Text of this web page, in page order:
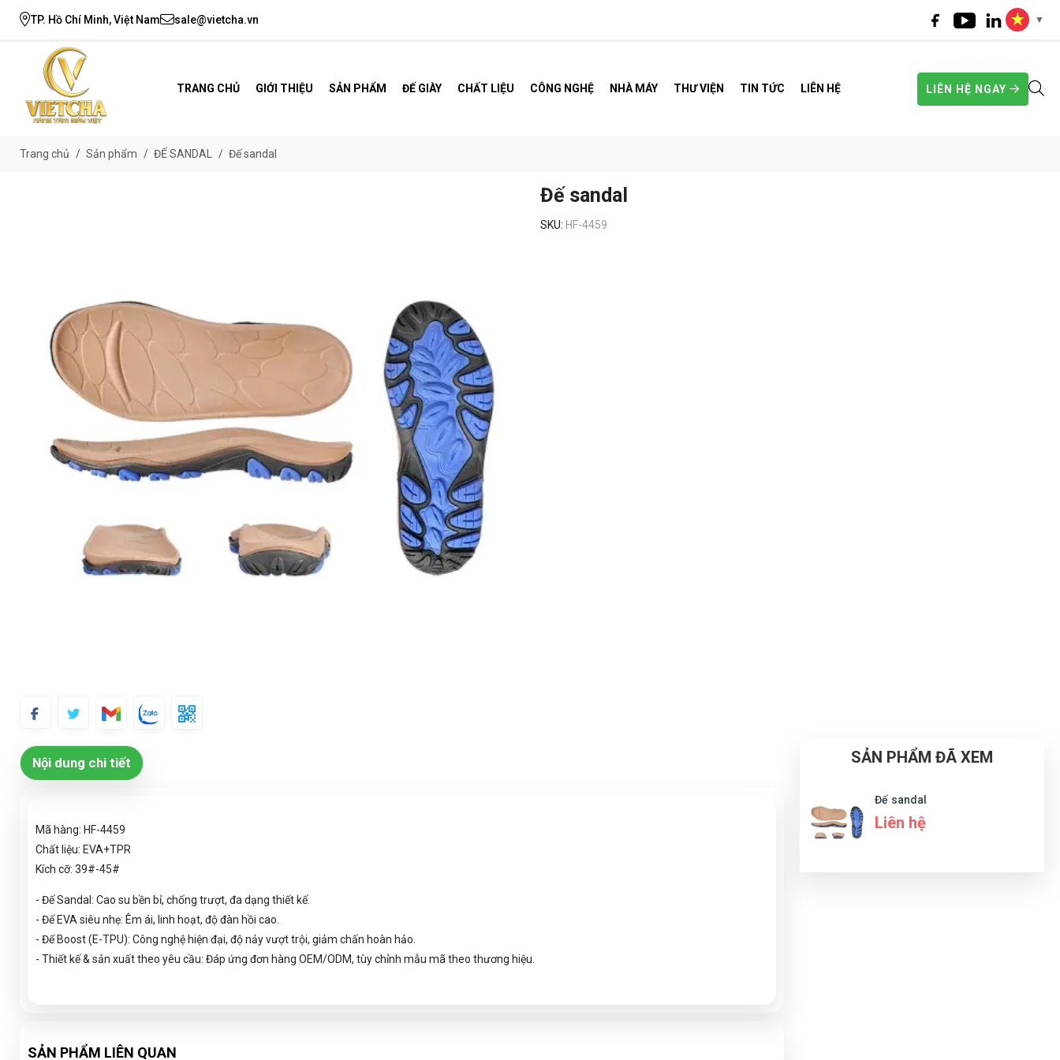
TP. Hồ Chí Minh, Việt Nam sale@vietcha.vn ▼
TRANG CHỦ GIỚI THIỆU SẢN PHẨM ĐẾ GIÀY CHẤT LIỆU CÔNG NGHỆ NHÀ MÁY THƯ VIỆN TIN TỨC LIÊN HỆ LIÊN HỆ NGAY
Trang chủ / Sản phẩm / ĐẾ SANDAL / Đế sandal
Đế sandal
SKU: HF-4459
Nội dung chi tiết
Mã hàng: HF-4459
Chất liệu: EVA+TPR
Kích cỡ: 39#-45#
- Đế Sandal: Cao su bền bỉ, chống trượt, đa dạng thiết kế.
- Đế EVA siêu nhẹ: Êm ái, linh hoạt, độ đàn hồi cao.
- Đế Boost (E-TPU): Công nghệ hiện đại, độ nảy vượt trội, giảm chấn hoàn hảo.
- Thiết kế & sản xuất theo yêu cầu: Đáp ứng đơn hàng OEM/ODM, tùy chỉnh mẫu mã theo thương hiệu.
SẢN PHẨM LIÊN QUAN
SẢN PHẨM ĐÃ XEM
Đế sandal
Liên hệ